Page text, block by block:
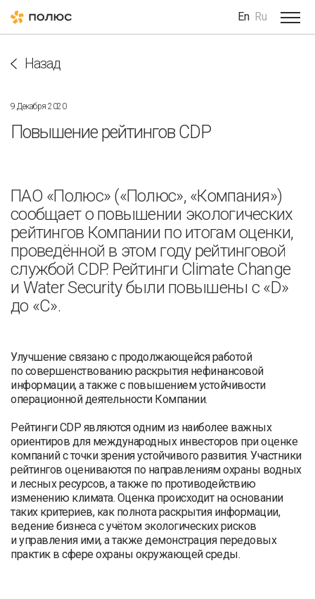
En Ru
Назад
9 Декабря 2020
Повышение рейтингов CDP
ПАО «Полюс» («Полюс», «Компания»)
сообщает о повышении экологических
рейтингов Компании по итогам оценки,
проведённой в этом году рейтинговой
службой CDP. Рейтинги Climate Change
и Water Security были повышены с «D»
до «C».
Улучшение связано с продолжающейся работой
по совершенствованию раскрытия нефинансовой
информации, а также с повышением устойчивости
операционной деятельности Компании.
Рейтинги CDP являются одним из наиболее важных
ориентиров для международных инвесторов при оценке
компаний с точки зрения устойчивого развития. Участники
рейтингов оцениваются по направлениям охраны водных
и лесных ресурсов, а также по противодействию
изменению климата. Оценка происходит на основании
таких критериев, как полнота раскрытия информации,
ведение бизнеса с учётом экологических рисков
и управления ими, а также демонстрация передовых
практик в сфере охраны окружающей среды.